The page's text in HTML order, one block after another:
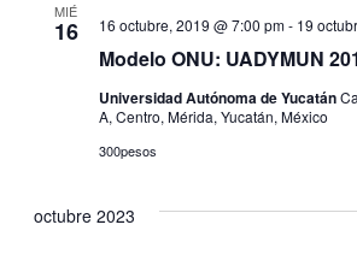
MIÉ
16
Modelo ONU: UADYMUN
16 octubre, 2019 @ 7:00 pm- 19
Universidad Autónoma de Yucatán
A, Centro, Mérida, Yucatán, México
300pesos
octubre 2023